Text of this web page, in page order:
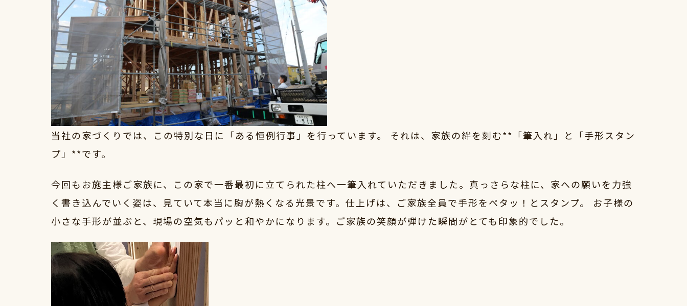
当社の家づくりでは、この特別な日に「ある恒例行事」を行っています。 それは、家族の絆を刻む**「筆入れ」と「手形スタン
プ」**です。
今回もお施主様ご家族に、この家で一番最初に立てられた柱へ一筆入れていただきました。真っさらな柱に、家への願いを力強
く書き込んでいく姿は、見ていて本当に胸が熱くなる光景です。仕上げは、ご家族全員で手形をペタッ！とスタンプ。 お子様の
小さな手形が並ぶと、現場の空気もパッと和やかになります。ご家族の笑顔が弾けた瞬間がとても印象的でした。